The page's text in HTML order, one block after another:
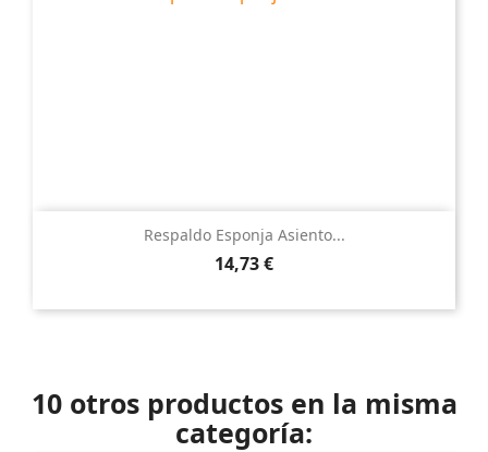
Respaldo Esponja Asiento...
Precio
14,73 €
10 otros productos en la misma
categoría: